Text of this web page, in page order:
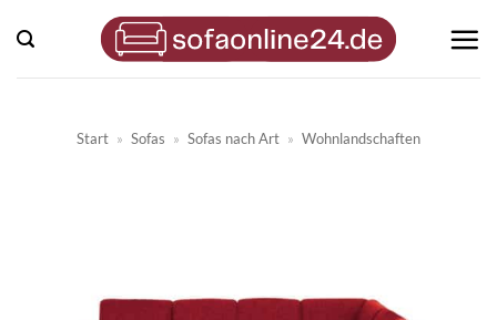
Inhalt
springen
Start » Sofas » Sofas nach Art » Wohnlandschaften